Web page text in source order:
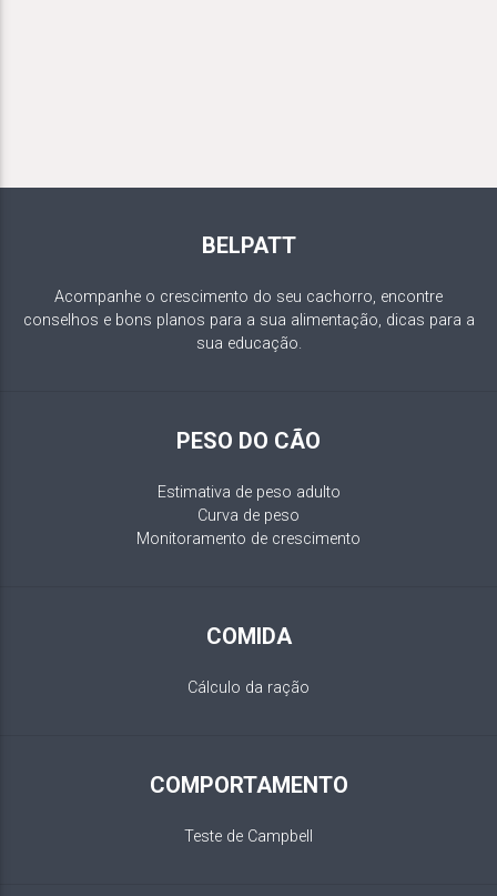
BELPATT
Acompanhe o crescimento do seu cachorro, encontre
conselhos e bons planos para a sua alimentação, dicas para a
sua educação.
PESO DO CÃO
Estimativa de peso adulto
Curva de peso
Monitoramento de crescimento
COMIDA
Cálculo da ração
COMPORTAMENTO
Teste de Campbell